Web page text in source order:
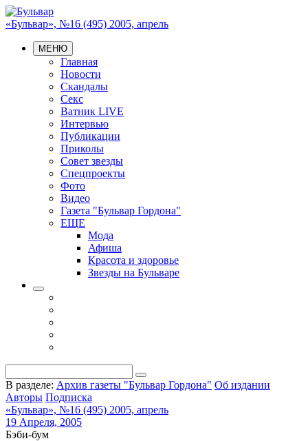
«Бульвар», №16 (495) 2005, апрель
МЕНЮ
Главная
Новости
Скандалы
Секс
Ватник LIVE
Интервью
Публикации
Приколы
Совет звезды
Спецпроекты
Фото
Видео
Газета "Бульвар Гордона"
ЕЩЕ
Мода
Афиша
Красота и здоровье
Звезды на Бульваре
В разделе: Архив газеты "Бульвар Гордона" Об издании
Авторы Подписка
«Бульвар», №16 (495) 2005, апрель
19 Апреля, 2005
Бэби-бум